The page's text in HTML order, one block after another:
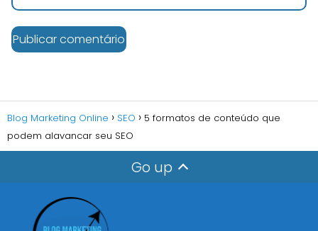
Blog Marketing Online SEO
5 formatos de conteúdo que
podem alavancar seu SEO
Go up